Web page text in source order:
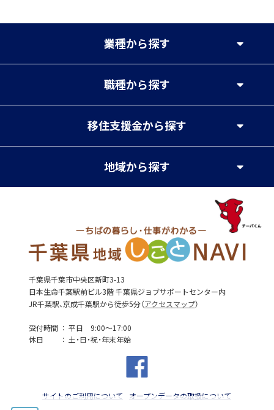
業種から探す
職種から探す
移住支援金から探す
地域から探す
千葉県千葉市中央区新町3-13
日本生命千葉駅前ビル3階 千葉県ジョブサポートセンター内
JR千葉駅、京成千葉駅から徒歩5分（アクセスマップ）
受付時間
平日 9:00～17:00
休日
土・日・祝・年末年始
サイトのご利用について オープンデータの取扱について